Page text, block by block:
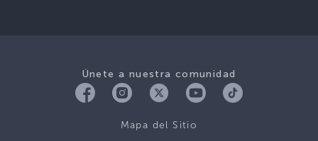
Únete a nuestra comunidad
Mapa del Sitio